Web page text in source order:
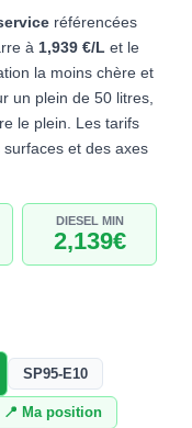
référencées
à 1,939 €/L et le
la moins chère et
un plein de 50 litres,
le plein. Les tarifs
et des axes
DIESEL MIN
2,139€
SP95-E10
📍 Ma position